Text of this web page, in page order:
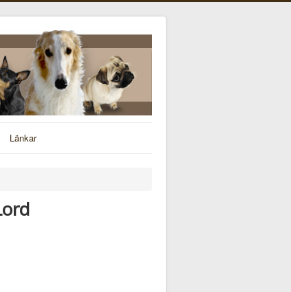
Länkar